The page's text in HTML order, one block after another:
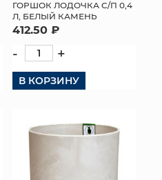
ГОРШОК ЛОДОЧКА С/П 0,4
Л, БЕЛЫЙ КАМЕНЬ
412.50 ₽
- +
В КОРЗИНУ